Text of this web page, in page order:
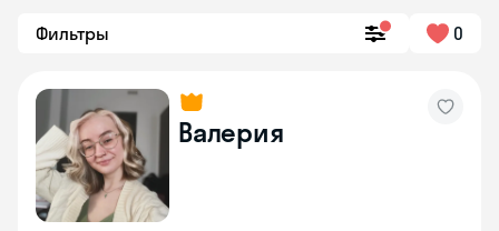
Фильтры 0
Валерия